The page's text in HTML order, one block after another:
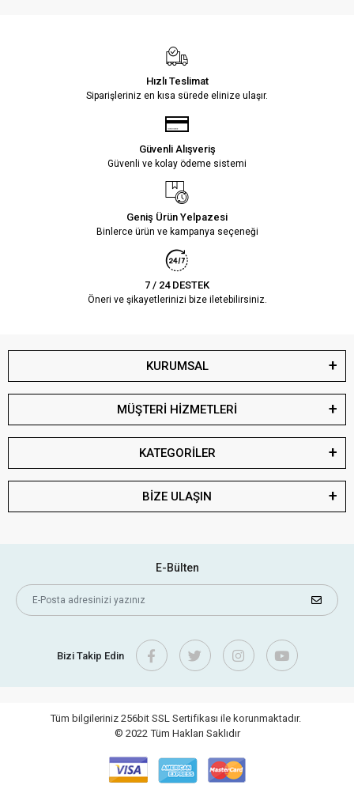
Hızlı Teslimat
Siparişleriniz en kısa sürede elinize ulaşır.
Güvenli Alışveriş
Güvenli ve kolay ödeme sistemi
Geniş Ürün Yelpazesi
Binlerce ürün ve kampanya seçeneği
7 / 24 DESTEK
Öneri ve şikayetlerinizi bize iletebilirsiniz.
KURUMSAL
MÜŞTERİ HİZMETLERİ
KATEGORİLER
BİZE ULAŞIN
E-Bülten
Bizi Takip Edin
Tüm bilgileriniz 256bit SSL Sertifikası ile korunmaktadır.
© 2022 Tüm Hakları Saklıdır